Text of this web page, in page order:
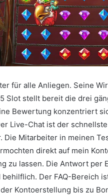
für alle Anliegen. Seine
Slot stellt bereit die drei
Bewertung konzentriert
Live-Chat ist der
Die Mitarbeiter in meinen
direkt auf mein
zu lassen. Die Antwort per
Der FAQ-Bereich
Kontoerstellung bis zu